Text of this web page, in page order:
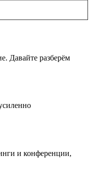
Давайте разберём
и конференции,